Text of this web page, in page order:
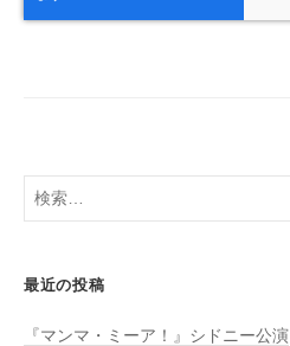
検
索:
最近の投稿
『マンマ・ミーア！』シドニー公演